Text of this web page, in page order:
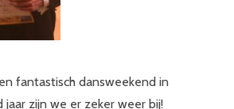
fantastisch dansweekend in
jaar zijn we er zeker weer bij!